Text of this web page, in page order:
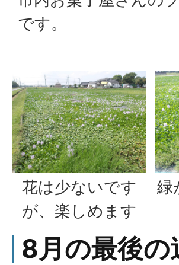
です。
花は少ないです
が、楽しめます
緑
8月の最後の